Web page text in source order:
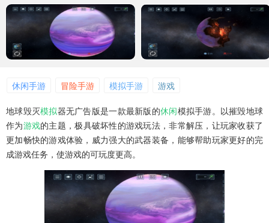
体育竞速
1百+款手游
冒险解谜
1百+款手游
模拟经营
1百+款手游
1百+款手游
1百+款手游
休闲手游 冒险手游 模拟手游 游戏
地球毁灭模拟器无广告版是一款最新版的休闲模拟手游。以摧毁地球
作为游戏的主题，极具破坏性的游戏玩法，非常解压，让玩家收获了
更加畅快的游戏体验，威力强大的武器装备，能够帮助玩家更好的完
成游戏任务，使游戏的可玩度更高。